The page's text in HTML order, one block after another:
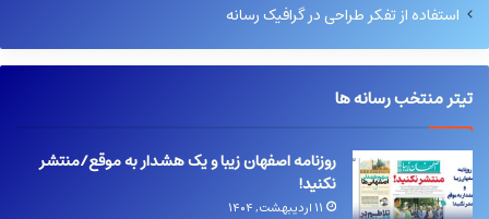
استفاده از تفکر طراحی در گرافیک رسانه
تیتر منتخب رسانه ها
روزنامه اصفهان زیبا و یک هشدار به موقع/منتشر
نکنید!
۱۱ اردیبهشت, ۱۴۰۴